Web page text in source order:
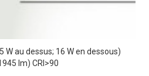
W au dessus; 16 W en dessous)
lm) CRI>90